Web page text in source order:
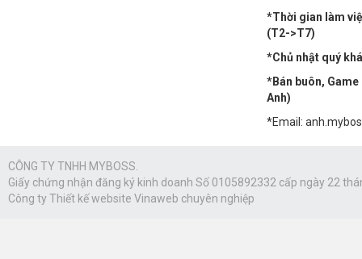
Bo mạch chủ tương
Bộ nhớ hỗ trợ tối đa
Loại bộ nhớ
Nhân đồ họa tích hợp
*Thời gian làm
(T2->T7)
*Chủ nhật quý
*Bán buôn, Game
Anh)
*Email:
CÔNG TY TNHH MYBOSS.
Giấy chứng nhận đăng ký kinh doanh Số 0105892332 cấp ngày 22
Công tyThiết kế website Vinaweb chuyên nghiệp